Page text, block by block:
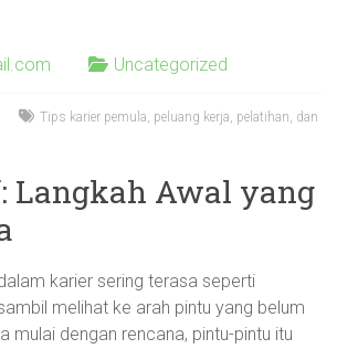
Uncategorized
Tips karier pemula, peluang kerja, pelatihan, dan
Langkah Awal yang
karier sering terasa seperti
melihat ke arah pintu yang belum
mulai dengan rencana, pintu-pintu itu